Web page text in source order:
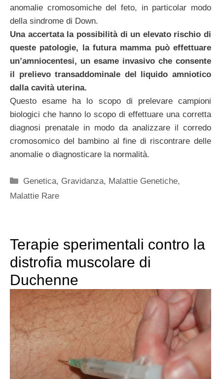
anomalie cromosomiche del feto, in particolar modo
della sindrome di Down.
Una accertata la possibilità di un elevato rischio di
queste patologie, la futura mamma può effettuare
un’amniocentesi, un esame invasivo che consente
il prelievo transaddominale del liquido amniotico
dalla cavità uterina.
Questo esame ha lo scopo di prelevare campioni
biologici che hanno lo scopo di effettuare una corretta
diagnosi prenatale in modo da analizzare il corredo
cromosomico del bambino al fine di riscontrare delle
anomalie o diagnosticare la normalità.
Categorie
Genetica, Gravidanza, Malattie Genetiche,
Malattie Rare
Terapie sperimentali contro la
distrofia muscolare di
Duchenne